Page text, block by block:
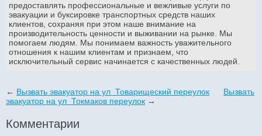
предоставлять профессиональные и вежливые услуги по
эвакуации и буксировке транспортных средств наших
клиентов, сохраняя при этом наше внимание на
производительность ценности и выживании на рынке. Мы
помогаем людям. Мы понимаем важность уважительного
отношения к нашим клиентам и признаем, что
исключительный сервис начинается с качественных людей.
← Вызвать эвакуатор на ул Товарищеский переулок
Вызвать
эвакуатор на ул Токмаков переулок →
Комментарии